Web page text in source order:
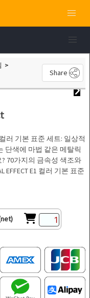
Share
러 기본 표준 세트: 일상적
단색에 마법 같은 메탈릭
70가지의 금속성 색조와
E1 컬러 기본 표준